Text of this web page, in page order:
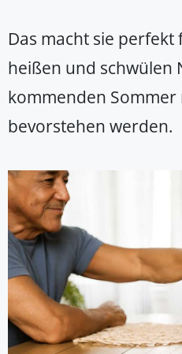
Das macht sie perfekt
heißen und schwülen
kommenden Sommer
bevorstehen werden.